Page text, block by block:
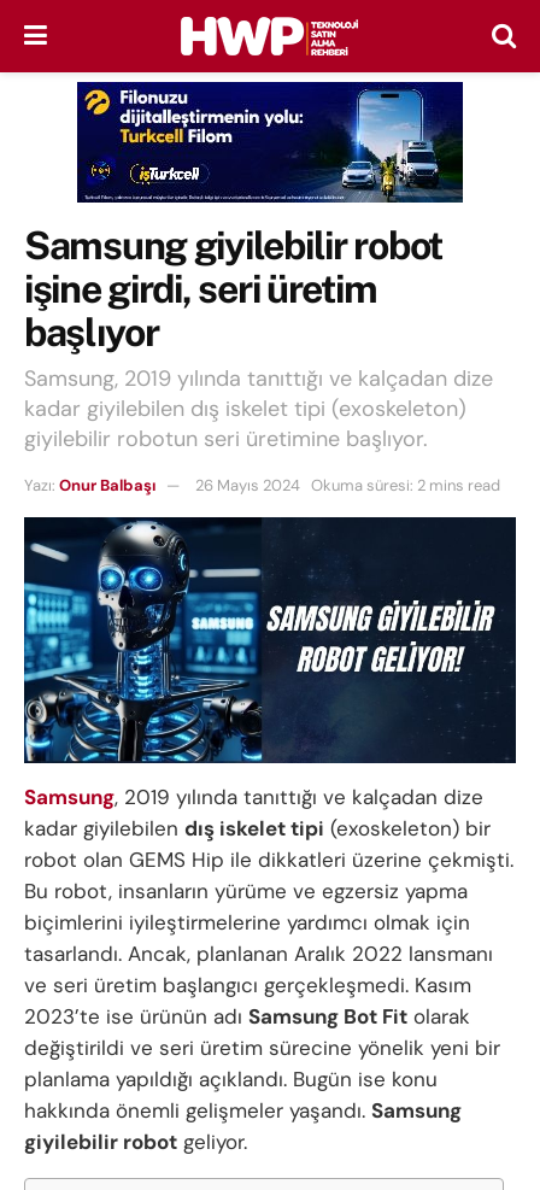
Samsung giyilebilir robot
işine girdi, seri üretim
başlıyor
Samsung, 2019 yılında tanıttığı ve kalçadan dize
kadar giyilebilen dış iskelet tipi (exoskeleton)
giyilebilir robotun seri üretimine başlıyor.
Yazı: Onur Balbaşı 26 Mayıs 2024 Okuma süresi: 2 mins read
Samsung, 2019 yılında tanıttığı ve kalçadan dize
kadar giyilebilen dış iskelet tipi (exoskeleton) bir
robot olan GEMS Hip ile dikkatleri üzerine çekmişti.
Bu robot, insanların yürüme ve egzersiz yapma
biçimlerini iyileştirmelerine yardımcı olmak için
tasarlandı. Ancak, planlanan Aralık 2022 lansmanı
ve seri üretim başlangıcı gerçekleşmedi. Kasım
2023’te ise ürünün adı Samsung Bot Fit olarak
değiştirildi ve seri üretim sürecine yönelik yeni bir
planlama yapıldığı açıklandı. Bugün ise konu
hakkında önemli gelişmeler yaşandı. Samsung
giyilebilir robot geliyor.